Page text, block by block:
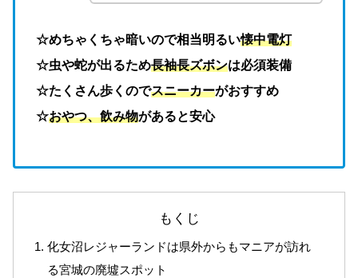
☆めちゃくちゃ暗いので相当明るい懐中電灯
☆虫や蛇が出るため長袖長ズボンは必須装備
☆たくさん歩くのでスニーカーがおすすめ
☆おやつ、飲み物があると安心
もくじ
化女沼レジャーランドは県外からもマニアが訪れ
る宮城の廃墟スポット